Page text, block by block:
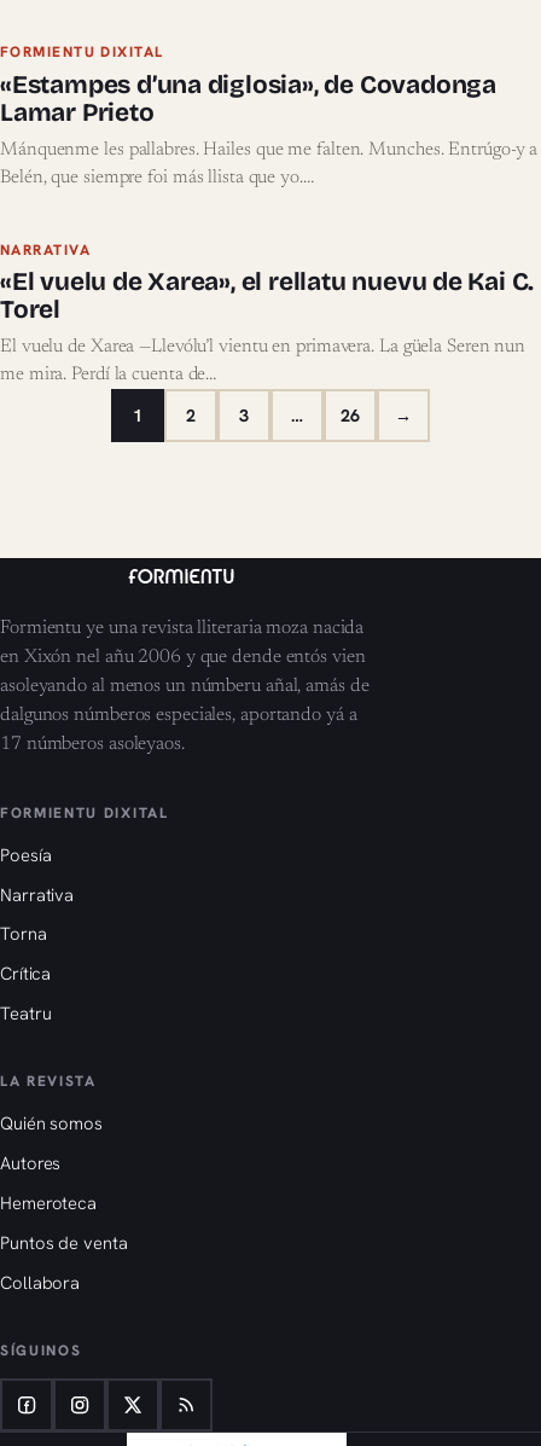
FORMIENTU DIXITAL
«Estampes d’una diglosia», de Covadonga
Lamar Prieto
Mánquenme les pallabres. Hailes que me falten. Munches. Entrúgo-y a
Belén, que siempre foi más llista que yo.…
NARRATIVA
«El vuelu de Xarea», el rellatu nuevu de Kai C.
Torel
El vuelu de Xarea —Llevólu’l vientu en primavera. La güela Seren nun
me mira. Perdí la cuenta de…
1 2 3 … 26 →
Formientu ye una revista lliteraria moza nacida
en Xixón nel añu 2006 y que dende entós vien
asoleyando al menos un númberu añal, amás de
dalgunos númberos especiales, aportando yá a
17 númberos asoleyaos.
FORMIENTU DIXITAL
Poesía
Narrativa
Torna
Crítica
Teatru
LA REVISTA
Quién somos
Autores
Hemeroteca
Puntos de venta
Collabora
SÍGUINOS